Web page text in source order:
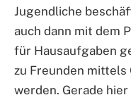
Jugendliche
auch dann mit dem
für Hausaufgaben
zu Freunden
werden. Gerade